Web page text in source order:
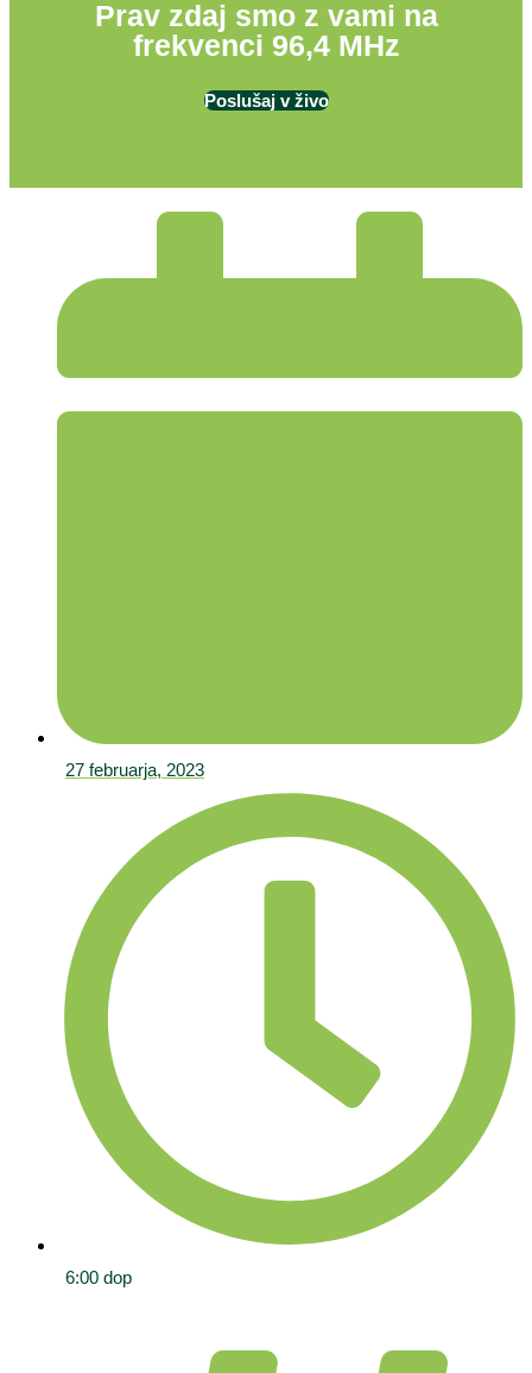
Prav zdaj smo z vami na
frekvenci 96,4 MHz
Poslušaj v živo
27 februarja, 2023
6:00 dop